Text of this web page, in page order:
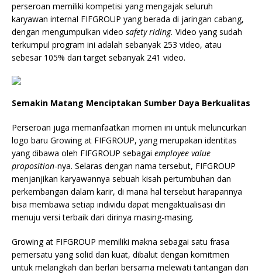
perseroan memiliki kompetisi yang mengajak seluruh
karyawan internal FIFGROUP yang berada di jaringan cabang,
dengan mengumpulkan video safety riding. Video yang sudah
terkumpul program ini adalah sebanyak 253 video, atau
sebesar 105% dari target sebanyak 241 video.
Semakin Matang Menciptakan Sumber Daya Berkualitas
Perseroan juga memanfaatkan momen ini untuk meluncurkan
logo baru Growing at FIFGROUP, yang merupakan identitas
yang dibawa oleh FIFGROUP sebagai employee value
proposition-nya. Selaras dengan nama tersebut, FIFGROUP
menjanjikan karyawannya sebuah kisah pertumbuhan dan
perkembangan dalam karir, di mana hal tersebut harapannya
bisa membawa setiap individu dapat mengaktualisasi diri
menuju versi terbaik dari dirinya masing-masing.
Growing at FIFGROUP memiliki makna sebagai satu frasa
pemersatu yang solid dan kuat, dibalut dengan komitmen
untuk melangkah dan berlari bersama melewati tantangan dan